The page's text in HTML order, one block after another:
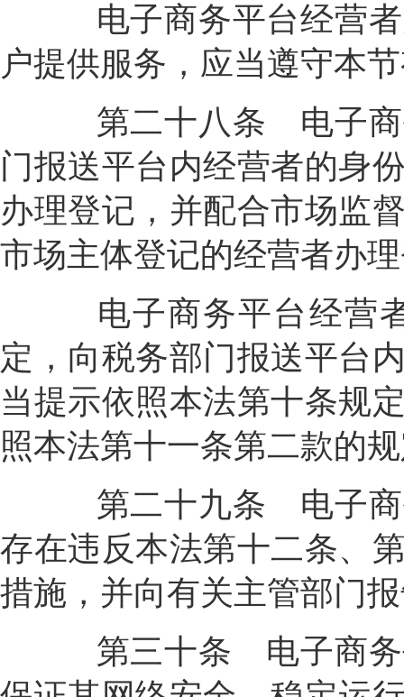
电子商务平台经营者
户提供服务，应当遵守本
第二十八条 电子
门报送平台内经营者的身
办理登记，并配合市场监
市场主体登记的经营者办
电子商务平台经营者
定，向税务部门报送平台
当提示依照本法第十条规
照本法第十一条第二款的
第二十九条 电子
存在违反本法第十二条、
措施，并向有关主管部门
第三十条 电子商